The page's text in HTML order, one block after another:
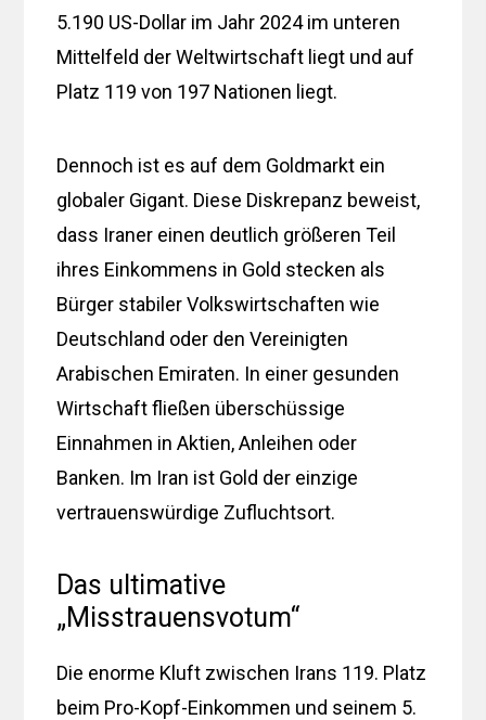
5.190 US-Dollar im Jahr 2024 im unteren
Mittelfeld der Weltwirtschaft liegt und auf
Platz 119 von 197 Nationen liegt.
Dennoch ist es auf dem Goldmarkt ein
globaler Gigant. Diese Diskrepanz beweist,
dass Iraner einen deutlich größeren Teil
ihres Einkommens in Gold stecken als
Bürger stabiler Volkswirtschaften wie
Deutschland oder den Vereinigten
Arabischen Emiraten. In einer gesunden
Wirtschaft fließen überschüssige
Einnahmen in Aktien, Anleihen oder
Banken. Im Iran ist Gold der einzige
vertrauenswürdige Zufluchtsort.
Das ultimative
„Misstrauensvotum“
Die enorme Kluft zwischen Irans 119. Platz
beim Pro-Kopf-Einkommen und seinem 5.